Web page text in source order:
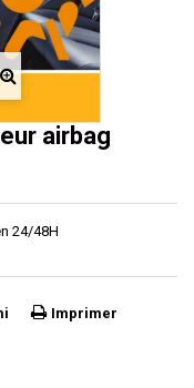
airbag
24/48H
Imprimer